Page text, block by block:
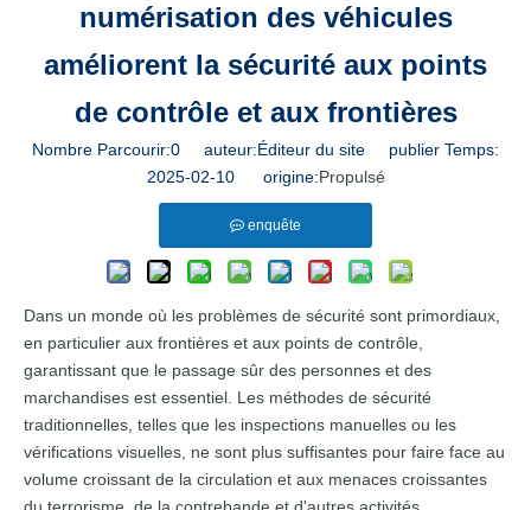
numérisation des véhicules
améliorent la sécurité aux points
de contrôle et aux frontières
Nombre Parcourir:0 auteur:Éditeur du site publier Temps:
2025-02-10 origine:Propulsé
enquête
Dans un monde où les problèmes de sécurité sont primordiaux,
en particulier aux frontières et aux points de contrôle,
garantissant que le passage sûr des personnes et des
marchandises est essentiel. Les méthodes de sécurité
traditionnelles, telles que les inspections manuelles ou les
vérifications visuelles, ne sont plus suffisantes pour faire face au
volume croissant de la circulation et aux menaces croissantes